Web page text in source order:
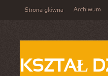
Strona główna Archiwum
KSZTAŁ